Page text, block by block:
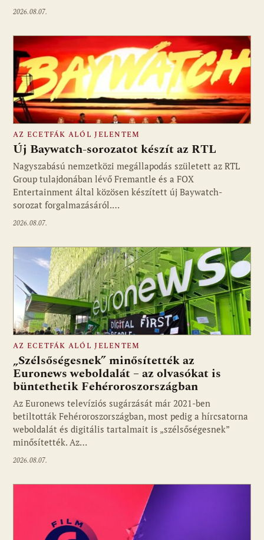
2026.08.07.
Fotó: media1.hu
AZ ECETFÁK ALÓL JELENTEM
Új Baywatch-sorozatot készít az RTL
Nagyszabású nemzetközi megállapodás született az RTL
Group tulajdonában lévő Fremantle és a FOX
Entertainment által közösen készített új Baywatch-
sorozat forgalmazásáról.…
2026.08.07.
Fotó: media1.hu
AZ ECETFÁK ALÓL JELENTEM
„Szélsőségesnek” minősítették az
Euronews weboldalát – az olvasókat is
büntethetik Fehéroroszországban
Az Euronews televíziós sugárzását már 2021-ben
betiltották Fehéroroszországban, most pedig a hírcsatorna
weboldalát és digitális tartalmait is „szélsőségesnek”
minősítették. Az…
2026.08.07.